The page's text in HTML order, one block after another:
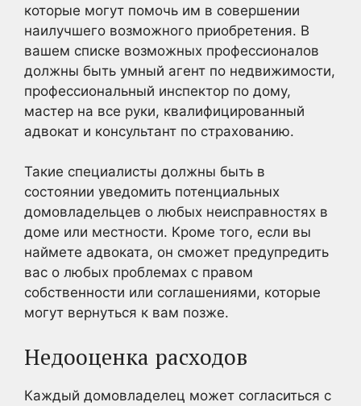
которые могут помочь им в совершении
наилучшего возможного приобретения. В
вашем списке возможных профессионалов
должны быть умный агент по недвижимости,
профессиональный инспектор по дому,
мастер на все руки, квалифицированный
адвокат и консультант по страхованию.
Такие специалисты должны быть в
состоянии уведомить потенциальных
домовладельцев о любых неисправностях в
доме или местности. Кроме того, если вы
наймете адвоката, он сможет предупредить
вас о любых проблемах с правом
собственности или соглашениями, которые
могут вернуться к вам позже.
Недооценка расходов
Каждый домовладелец может согласиться с